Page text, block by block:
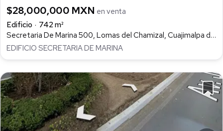
$28,000,000 MXN en venta
Edificio
742 m²
Secretaria De Marina 500, Lomas del Chamizal, Cuajimalpa de Morelos
EDIFICIO SECRETARIA DE MARINA